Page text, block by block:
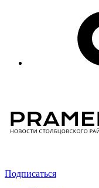
Подписаться